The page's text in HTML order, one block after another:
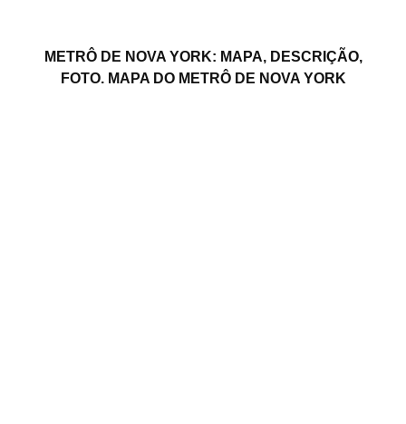
METRÔ DE NOVA YORK: MAPA, DESCRIÇÃO,
FOTO. MAPA DO METRÔ DE NOVA YORK